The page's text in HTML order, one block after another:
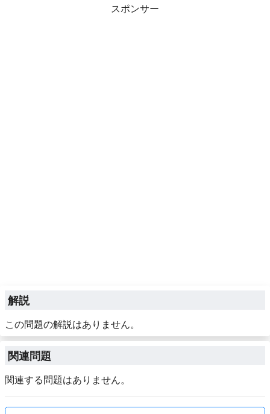
スポンサー
解説
この問題の解説はありません。
関連問題
関連する問題はありません。